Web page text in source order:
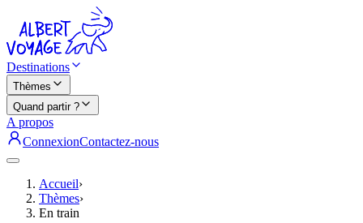
Destinations
Thèmes
Quand partir ?
A propos
ConnexionContactez-nous
Accueil›
Thèmes›
En train